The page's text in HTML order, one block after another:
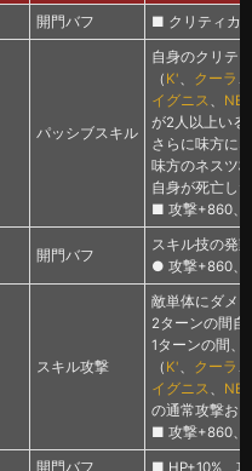
開門バフ ■ クリティカ
パッシブスキル
自身のクリテ
（ K' クーラ
イグニス
が2人以上いる
さらに味方に
味方のネスツ
自身が死亡し
■ 攻撃+860、
開門バフ
スキル技の発
● 攻撃+860、
スキル攻撃
敵単体にダメ
2ターンの間自
1ターンの間、
（ K' クーラ
イグニス
の通常攻撃お
■ 攻撃+860、
開門バフ ■ HP+10%、